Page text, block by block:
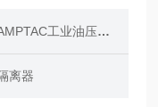
工业油压缓冲器
离器